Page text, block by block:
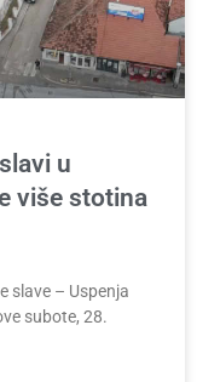
u
više stotina
slave – Uspenja
subote, 28.